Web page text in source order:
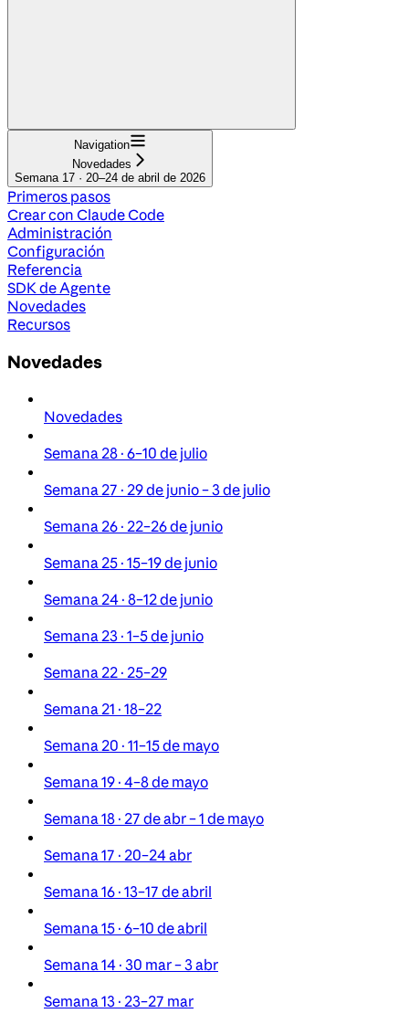
Navigation
Novedades
Semana 17 · 20–24 de abril de 2026
Primeros pasos
Crear con Claude Code
Administración
Configuración
Referencia
SDK de Agente
Novedades
Recursos
Novedades
Novedades
Semana 28 · 6–10 de julio
Semana 27 · 29 de junio – 3 de julio
Semana 26 · 22–26 de junio
Semana 25 · 15–19 de junio
Semana 24 · 8–12 de junio
Semana 23 · 1–5 de junio
Semana 22 · 25–29
Semana 21 · 18–22
Semana 20 · 11–15 de mayo
Semana 19 · 4–8 de mayo
Semana 18 · 27 de abr – 1 de mayo
Semana 17 · 20–24 abr
Semana 16 · 13–17 de abril
Semana 15 · 6–10 de abril
Semana 14 · 30 mar – 3 abr
Semana 13 · 23–27 mar